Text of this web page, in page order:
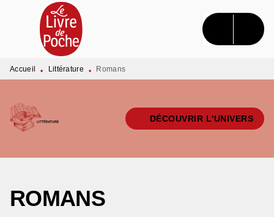
MENU RECHERCHE CONTENU
PIED DE PAGE
Accueil • Littérature • Romans
DÉCOUVRIR L'UNIVERS
ROMANS